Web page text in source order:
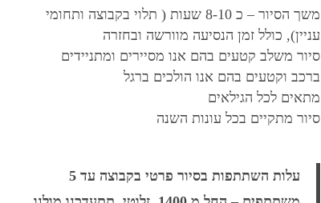
משך הסיור – כ 8-10 שעות ( תלוי בקבוצה ותחומי
עניין), כולל זמן הנסיעה מוורשה ובחזרה
סיור משלב קטעים בהם אנו מסיירים ומתניידים
ברכב וקטעים בהם אנו הולכים ברגל
מתאים לכל הגילאים
סיור מתקיים בכל עונות השנה
עלות השתתפות בסיור פרטי בקבוצה עד 5